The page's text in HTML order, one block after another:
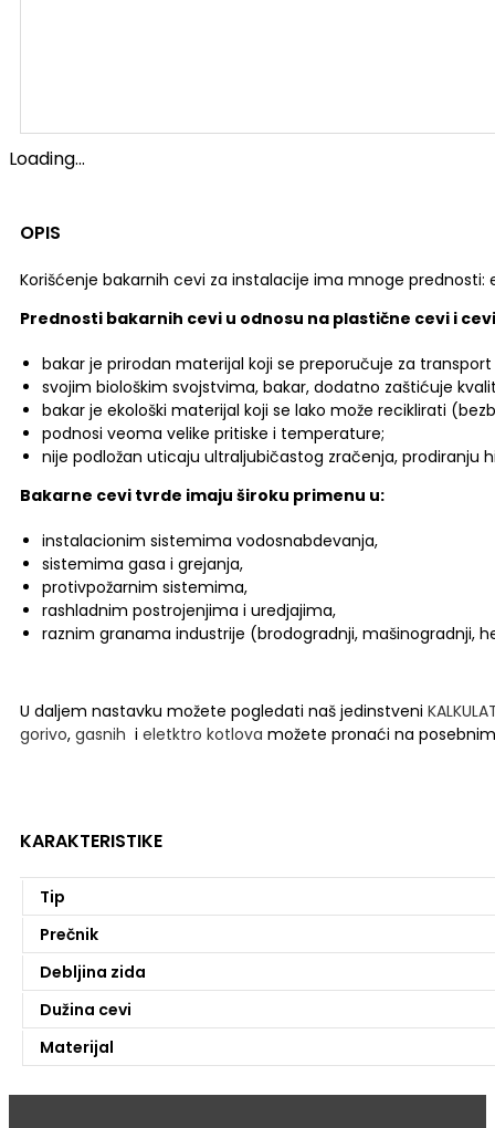
Loading...
OPIS
Korišćenje bakarnih cevi za instalacije ima mnoge
Prednosti bakarnih cevi u odnosu na plastične cevi i
bakar je prirodan materijal koji se preporučuje za
svojim biološkim svojstvima, bakar, dodatno zaštićuje
bakar je ekološki materijal koji se lako može reciklirati
podnosi veoma velike pritiske i temperature;
nije podložan uticaju ultraljubičastog zračenja, prodiranju
Bakarne cevi tvrde imaju široku primenu u:
instalacionim sistemima vodosnabdevanja,
sistemima gasa i grejanja,
protivpožarnim sistemima,
rashladnim postrojenjima i uredjajima,
raznim granama industrije (brodogradnji, mašinogradnji,
U daljem nastavku možete pogledati naš jedinstveni
gorivo, gasnih i eletktro kotlova možete pronaći na
KARAKTERISTIKE
Tip
Prečnik
Debljina zida
Dužina cevi
Materijal